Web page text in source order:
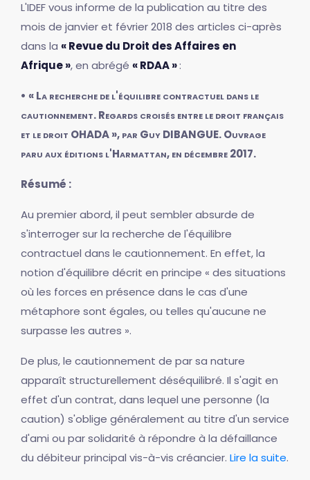
L'IDEF vous informe de la publication au titre des
mois de janvier et février 2018 des articles ci-après
dans la « Revue du Droit des Affaires en
Afrique », en abrégé « RDAA »:
• « La recherche de l'équilibre contractuel dans le
cautionnement. Regards croisés entre le droit français
et le droit OHADA », par Guy DIBANGUE. Ouvrage
paru aux éditions l'Harmattan, en décembre 2017.
Résumé :
Au premier abord, il peut sembler absurde de
s'interroger sur la recherche de l'équilibre
contractuel dans le cautionnement. En effet, la
notion d'équilibre décrit en principe « des situations
où les forces en présence dans le cas d'une
métaphore sont égales, ou telles qu'aucune ne
surpasse les autres ».
De plus, le cautionnement de par sa nature
apparaît structurellement déséquilibré. Il s'agit en
effet d'un contrat, dans lequel une personne (la
caution) s'oblige généralement au titre d'un service
d'ami ou par solidarité à répondre à la défaillance
du débiteur principal vis-à-vis créancier. Lire la suite.